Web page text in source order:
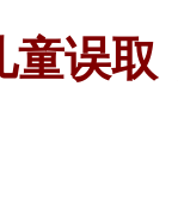
童误